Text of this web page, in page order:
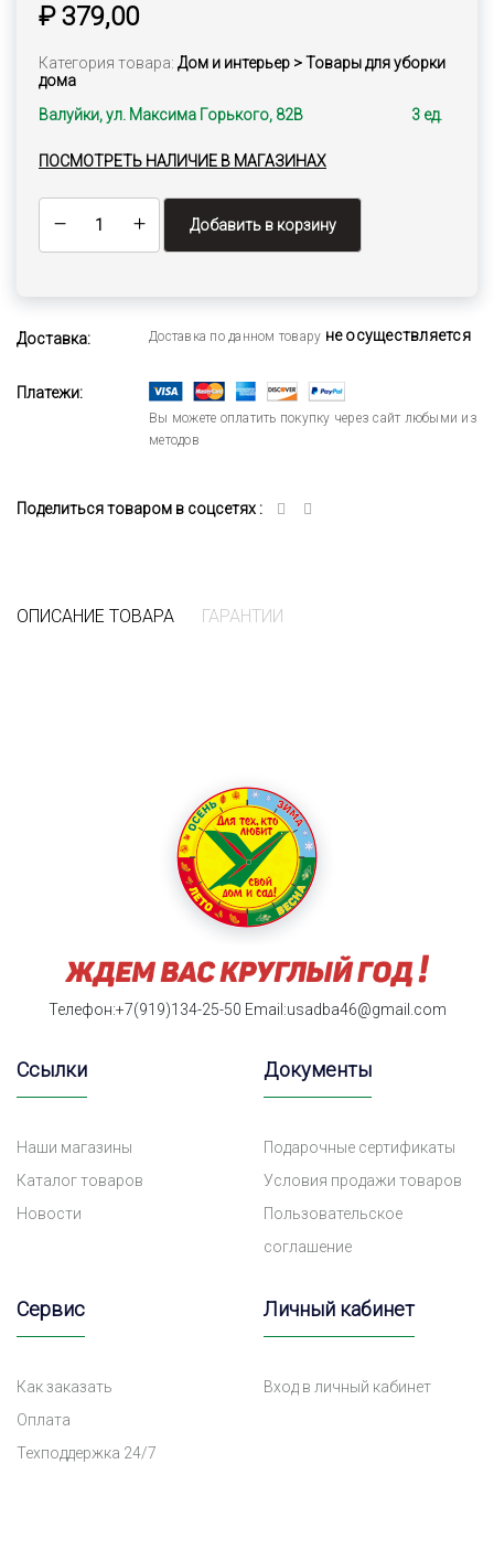
₽ 379,00
Категория товара: Дом и интерьер > Товары для уборки
дома
Валуйки, ул. Максима Горького, 82В
3 ед.
ПОСМОТРЕТЬ НАЛИЧИЕ В МАГАЗИНАХ
Добавить в корзину
Доставка: Доставка по данном товару не осуществляется
Платежи:
Вы можете оплатить покупку через сайт любыми из
методов
Поделиться товаром в соцсетях :
ОПИСАНИЕ ТОВАРА ГАРАНТИИ
Телефон:+7(919)134-25-50 Email:usadba46@gmail.com
Ссылки
Наши магазины
Каталог товаров
Новости
Документы
Подарочные сертификаты
Условия продажи товаров
Пользовательское
соглашение
Сервис
Как заказать
Оплата
Техподдержка 24/7
Личный кабинет
Вход в личный кабинет